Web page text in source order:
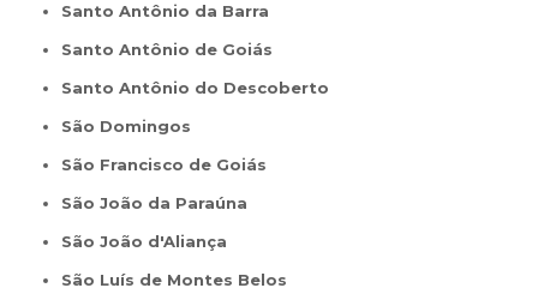
Santo Antônio da Barra
Santo Antônio de Goiás
Santo Antônio do Descoberto
São Domingos
São Francisco de Goiás
São João da Paraúna
São João d'Aliança
São Luís de Montes Belos